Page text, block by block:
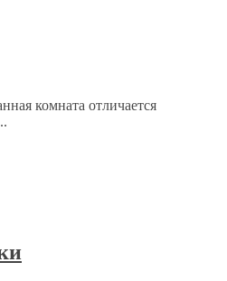
комната отличается